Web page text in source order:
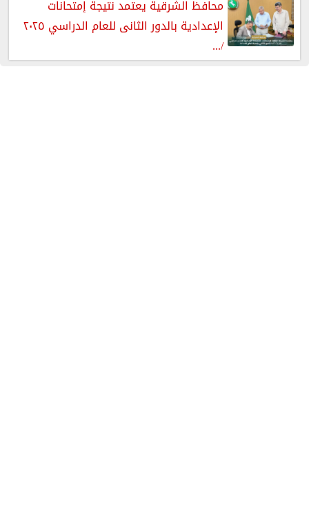
محافظ الشرقية يعتمد نتيجة إمتحانات
الإعدادية بالدور الثانى للعام الدراسي ٢٠٢٥
/...